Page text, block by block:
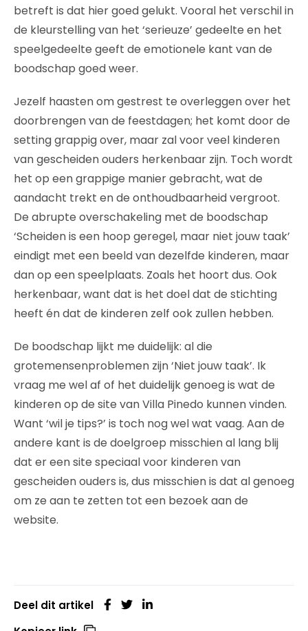
betreft is dat hier goed gelukt. Vooral het verschil in
de kleurstelling van het ‘serieuze’ gedeelte en het
speelgedeelte geeft de emotionele kant van de
boodschap goed weer.
Jezelf haasten om gestrest te overleggen over het
doorbrengen van de feestdagen; het komt door de
setting grappig over, maar zal voor veel kinderen
van gescheiden ouders herkenbaar zijn. Toch wordt
het op een grappige manier gebracht, wat de
aandacht trekt en de onthoudbaarheid vergroot.
De abrupte overschakeling met de boodschap
‘Scheiden is een hoop geregel, maar niet jouw taak’
eindigt met een beeld van dezelfde kinderen, maar
dan op een speelplaats. Zoals het hoort dus. Ook
herkenbaar, want dat is het doel dat de stichting
heeft én dat de kinderen zelf ook zullen hebben.
De boodschap lijkt me duidelijk: al die
grotemensenproblemen zijn ‘Niet jouw taak’. Ik
vraag me wel af of het duidelijk genoeg is wat de
kinderen op de site van Villa Pinedo kunnen vinden.
Want ‘wil je tips?’ is toch nog wel wat vaag. Aan de
andere kant is de doelgroep misschien al lang blij
dat er een site speciaal voor kinderen van
gescheiden ouders is, dus misschien is dat al genoeg
om ze aan te zetten tot een bezoek aan de
website.
Deel dit artikel